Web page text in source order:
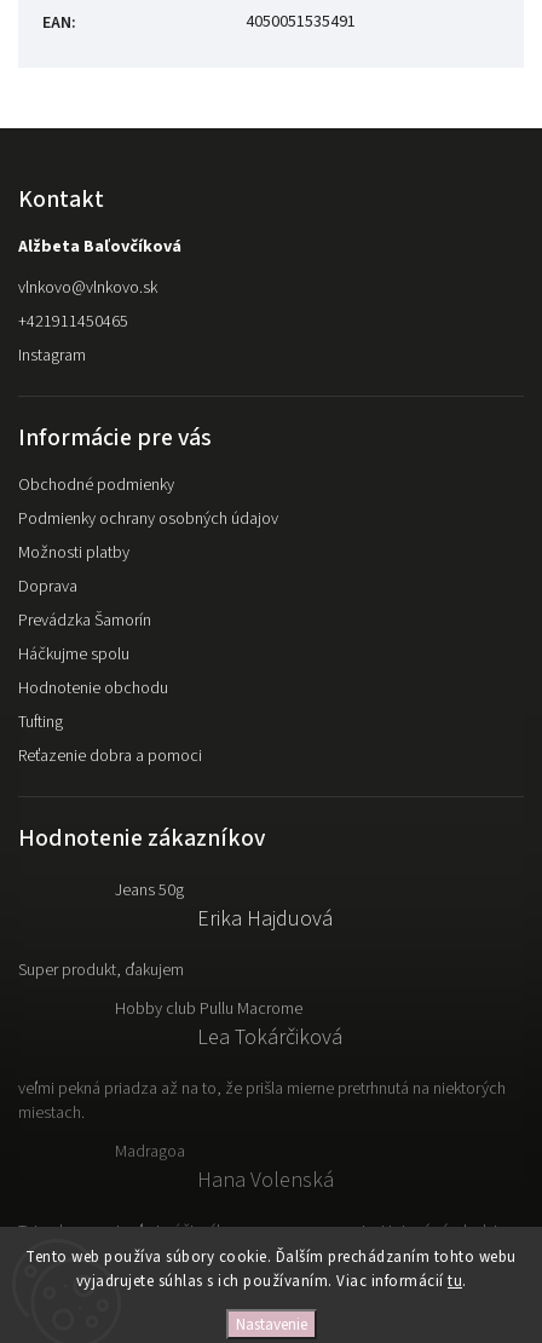
Tento web používa súbory cookie. Ďalším prechádzaním tohto webu
vyjadrujete súhlas s ich používaním. Viac informácií tu.
Nastavenie
EAN: 4050051535491
Kontakt
Alžbeta Baľovčíková
vlnkovo@vlnkovo.sk
+421911450465
Instagram
Informácie pre vás
Obchodné podmienky
Podmienky ochrany osobných údajov
Možnosti platby
Doprava
Prevádzka Šamorín
Háčkujme spolu
Hodnotenie obchodu
Tufting
Reťazenie dobra a pomoci
Hodnotenie zákazníkov
Jeans 50g
Erika Hajduová
Super produkt, ďakujem
Hobby club Pullu Macrome
Lea Tokárčiková
veľmi pekná priadza až na to, že prišla mierne pretrhnutá na niektorých
miestach.
Madragoa
Hana Volenská
Tato vlna sa mi veľmi páči, výborne sa s nou pracuje. Hotový výrobok je
ľahký, vzdušný a prakticky.